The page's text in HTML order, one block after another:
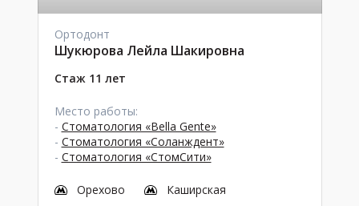
Ортодонт
Шукюрова Лейла Шакировна
Стаж 11 лет
Место работы:
- Стоматология «Bella Gente»
- Стоматология «Соланждент»
- Стоматология «СтомСити»
Орехово
Каширская